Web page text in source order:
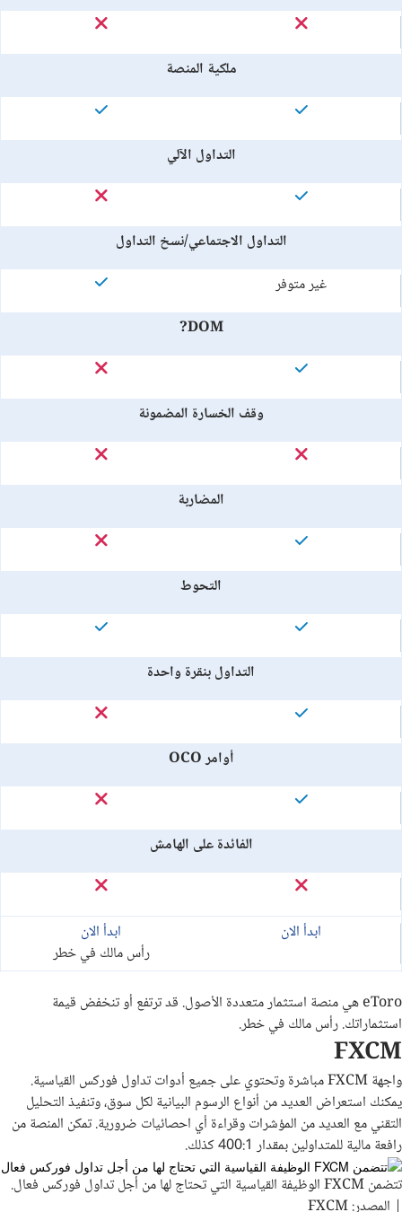
ملكية المنصة
التداول الآلي
التداول الاجتماعي/نسخ التداول
غير متوفر
DOM?
وقف الخسارة المضمونة
المضاربة
التحوط
التداول بنقرة واحدة
أوامر OCO
الفائدة على الهامش
ابدأ الان
ابدأ الان
رأس مالك في خطر
eToro هي منصة استثمار متعددة الأصول. قد ترتفع أو تنخفض قيمة
استثماراتك. رأس مالك في خطر.
FXCM
واجهة FXCM مباشرة وتحتوي على جميع أدوات تداول فوركس القياسية.
يمكنك استعراض العديد من أنواع الرسوم البيانية لكل سوق، وتنفيذ التحليل
التقني مع العديد من المؤشرات وقراءة أي احصائيات ضرورية. تمكن المنصة من
رافعة مالية للمتداولين بمقدار 400:1 كذلك.
تتضمن FXCM الوظيفة القياسية التي تحتاج لها من أجل تداول فوركس فعال.
| المصدر: FXCM